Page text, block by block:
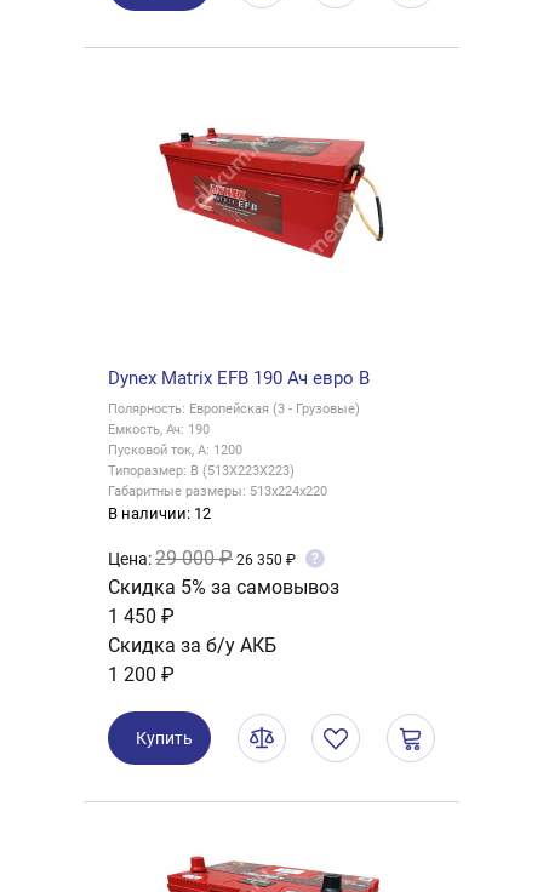
Dynex Matrix EFB 190 Ач евро B
Полярность: Европейская (3 - Грузовые)
Емкость, Ач: 190
Пусковой ток, А: 1200
Типоразмер: B (513X223X223)
Габаритные размеры: 513x224x220
В наличии: 12
Цена:29 000 ₽ 26 350 ₽ ?
Скидка 5% за самовывоз
1 450 ₽
Скидка за б/у АКБ
1 200 ₽
Купить